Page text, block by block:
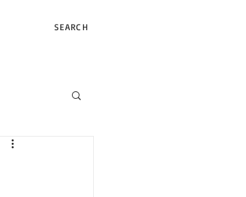
SEARCH